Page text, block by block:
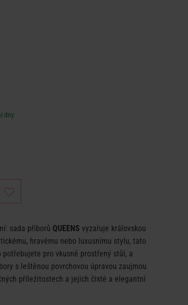
dny
sada příborů QUEENS vyzařuje královskou
hravému nebo luxusnímu stylu, tato
pro vkusně prostřený stůl, a
s leštěnou povrchovou úpravou zaujmou
příležitostech a jejich čisté a elegantní